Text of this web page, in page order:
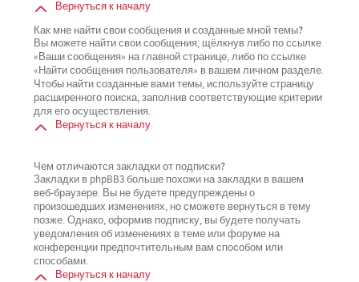
Вернуться к началу
Как мне найти свои сообщения и созданные мной темы?
Вы можете найти свои сообщения, щёлкнув либо по ссылке
«Ваши сообщения» на главной странице, либо по ссылке
«Найти сообщения пользователя» в вашем личном разделе.
Чтобы найти созданные вами темы, используйте страницу
расширенного поиска, заполнив соответствующие критерии
для его осуществления.
Вернуться к началу
Чем отличаются закладки от подписки?
Закладки в phpBB3 больше похожи на закладки в вашем
веб-браузере. Вы не будете предупреждены о
произошедших изменениях, но сможете вернуться в тему
позже. Однако, оформив подписку, вы будете получать
уведомления об изменениях в теме или форуме на
конференции предпочтительным вам способом или
способами.
Вернуться к началу